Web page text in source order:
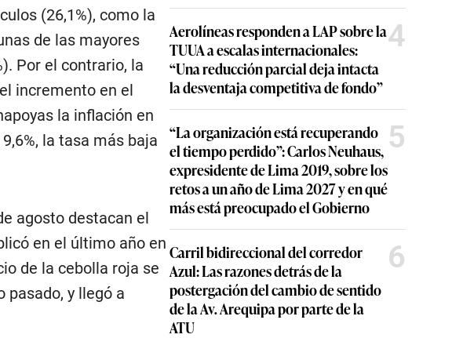
(26,1%), como la
de las mayores
Por el contrario, la
incremento en el
la inflación en
la tasa más baja
agosto destacan el
en el último año en
de la cebolla roja se
pasado, y llegó a
Aerolíneas responden a LAP sobre la
TUUA a escalas internacionales:
“Una reducción parcial deja intacta
la desventaja competitiva de fondo”
4
“La organización está recuperando
el tiempo perdido”: Carlos Neuhaus,
expresidente de Lima 2019, sobre los
retos a un año de Lima 2027 y en qué
más está preocupado el Gobierno
5
Carril bidireccional del corredor
Azul: Las razones detrás de la
postergación del cambio de sentido
de la Av. Arequipa por parte de la
ATU
6